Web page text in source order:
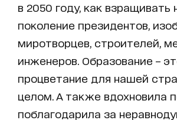
в 2050 году, как взращивать
поколение президентов,
миротворцев, строителей,
инженеров. Образование –
процветание для нашей
целом. А также вдохновила
поблагодарила за